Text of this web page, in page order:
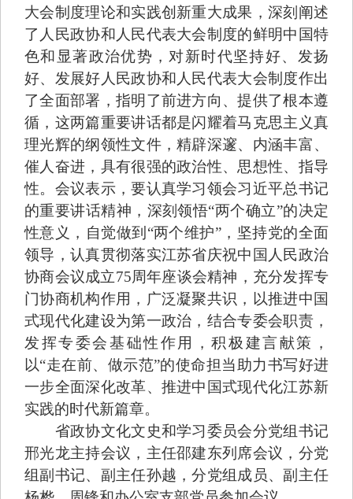
大会制度理论和实践创新重大成果，深刻阐述
了人民政协和人民代表大会制度的鲜明中国特
色和显著政治优势，对新时代坚持好、发扬
好、发展好人民政协和人民代表大会制度作出
了全面部署，指明了前进方向、提供了根本遵
循，这两篇重要讲话都是闪耀着马克思主义真
理光辉的纲领性文件，精辟深邃、内涵丰富、
催人奋进，具有很强的政治性、思想性、指导
性。会议表示，要认真学习领会习近平总书记
的重要讲话精神，深刻领悟“两个确立”的决定
性意义，自觉做到“两个维护”，坚持党的全面
领导，认真贯彻落实江苏省庆祝中国人民政治
协商会议成立75周年座谈会精神，充分发挥专
门协商机构作用，广泛凝聚共识，以推进中国
式现代化建设为第一政治，结合专委会职责，
发挥专委会基础性作用，积极建言献策，
以“走在前、做示范”的使命担当助力书写好进
一步全面深化改革、推进中国式现代化江苏新
实践的时代新篇章。
省政协文化文史和学习委员会分党组书记
邢光龙主持会议，主任邵建东列席会议，分党
组副书记、副主任孙越，分党组成员、副主任